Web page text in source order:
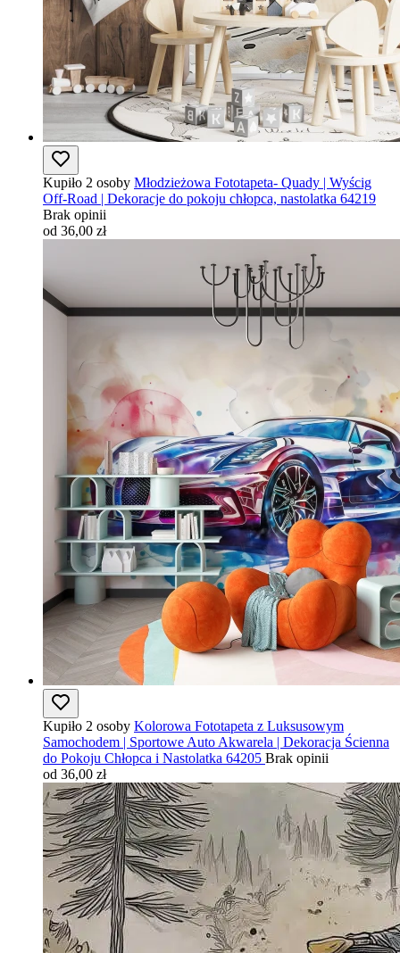
Kupiło 2 osoby Młodzieżowa Fototapeta- Quady | Wyścig
Off-Road | Dekoracje do pokoju chłopca, nastolatka 64219
Brak opinii
od 36,00 zł
Kupiło 2 osoby Kolorowa Fototapeta z Luksusowym
Samochodem | Sportowe Auto Akwarela | Dekoracja Ścienna
do Pokoju Chłopca i Nastolatka 64205 Brak opinii
od 36,00 zł